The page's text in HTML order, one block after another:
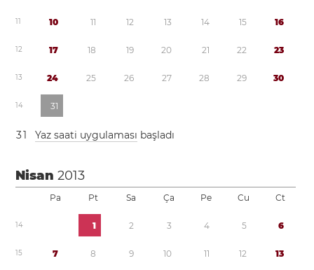
11 10 11 12 13 14 15 16
12 17 18 19 20 21 22 23
13 24 25 26 27 28 29 30
14 31
31 Yaz saati uygulaması başladı
Nisan2013
Pa Pt Sa Ça Pe Cu Ct
14 1 2 3 4 5 6
15 7 8 9 10 11 12 13